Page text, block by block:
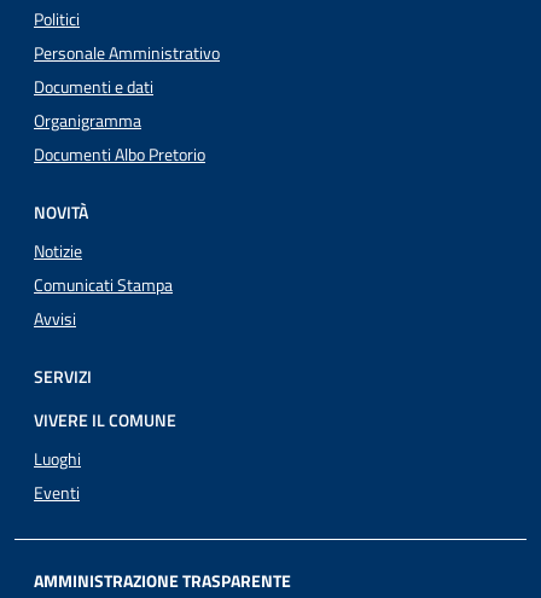
Politici
Personale Amministrativo
Documenti e dati
Organigramma
Documenti Albo Pretorio
NOVITÀ
Notizie
Comunicati Stampa
Avvisi
SERVIZI
VIVERE IL COMUNE
Luoghi
Eventi
AMMINISTRAZIONE TRASPARENTE